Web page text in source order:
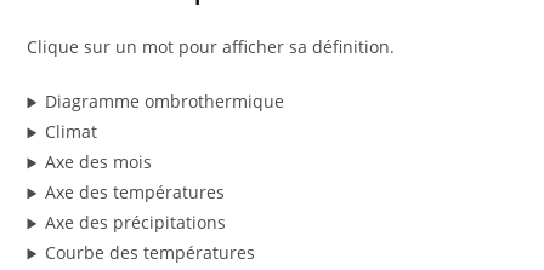
Clique sur un mot pour afficher sa définition.
Diagramme ombrothermique
Climat
Axe des mois
Axe des températures
Axe des précipitations
Courbe des températures